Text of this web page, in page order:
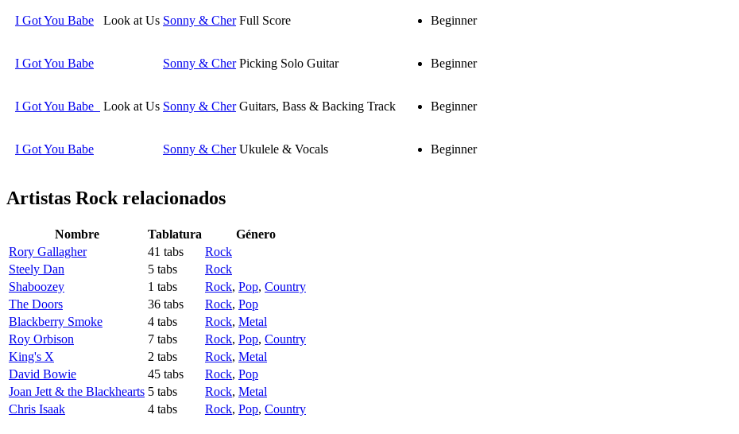
I Got You Babe Look at Us Sonny & Cher Full Score Beginner
I Got You Babe Sonny & Cher Picking Solo Guitar Beginner
I Got You Babe Look at Us Sonny & Cher Guitars, Bass & Backing Track Beginner
I Got You Babe Sonny & Cher Ukulele & Vocals Beginner
Artistas Rockrelacionados
Nombre Tablatura
Género
Rory Gallagher
41 tabs
Rock
Steely Dan
5 tabs
Rock
Shaboozey
1 tabs Rock, Pop, Country
The Doors
36 tabs Rock, Pop
Blackberry Smoke
4 tabs Rock, Metal
Roy Orbison
7 tabs Rock, Pop, Country
King's X
2 tabs Rock, Metal
David Bowie
45 tabs Rock, Pop
Joan Jett & the Blackhearts 5 tabs Rock, Metal
Chris Isaak
4 tabs Rock, Pop, Country